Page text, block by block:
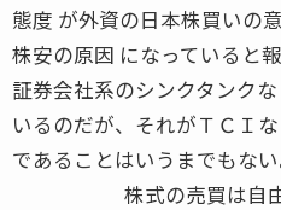
態度 が外資の日本株買いの
株安の原因 になっていると
証券会社系のシンクタンク
いるのだが、それがＴＣＩ
であることはいうまでもない
株式の売買は自由が